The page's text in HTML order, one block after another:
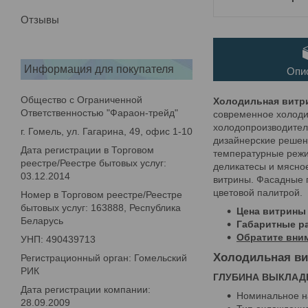
Отзывы
Информация для покупателя
Общество с Ограниченной
Ответственностью "Фараон-трейд"
г. Гомель, ул. Гагарина, 49, офис 1-10
Дата регистрации в Торговом
реестре/Реестре бытовых услуг:
03.12.2014
Номер в Торговом реестре/Реестре
бытовых услуг: 163888, Республика
Беларусь
УНП: 490439713
Регистрационный орган: Гомельский
РИК
Дата регистрации компании:
28.09.2009
Холодильная
современное
дизайнерские
температурные
деликатесы и
витрины. Фасадные
цветовой палитрой.
Цена витрины
Габаритные
Обратите
Холодильная
ГЛУБИНА
Номинальное